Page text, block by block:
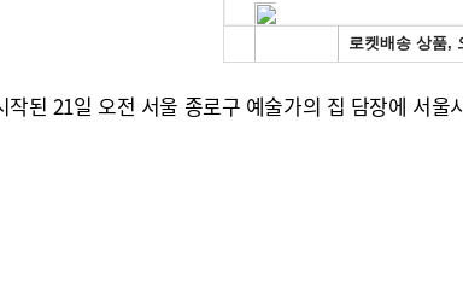
된 21일 오전 서울 종로구 예술가의 집 담장에 서